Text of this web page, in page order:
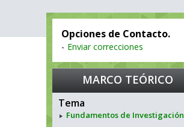
Opciones de Contacto.
- Enviar correcciones
MARCO TEÓRICO
Tema
Fundamentos de Investigación